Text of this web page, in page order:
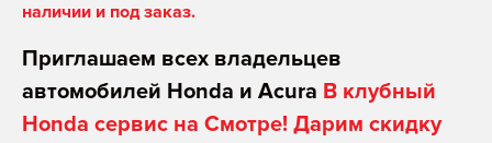
наличии и под заказ.
Приглашаем всех владельцев
автомобилей Honda и Acura В клубный
Honda сервис на Смотре! Дарим скидку